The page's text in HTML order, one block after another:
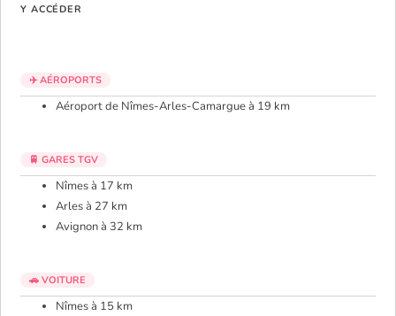
Y ACCÉDER
✈️ AÉROPORTS
Aéroport de Nîmes-Arles-Camargue à 19 km
🚆 GARES TGV
Nîmes à 17 km
Arles à 27 km
Avignon à 32 km
🚗 VOITURE
Nîmes à 15 km